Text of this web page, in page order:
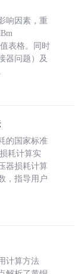
响因素，重
表格。同时
器问题）及
的国家标准
耗计算实
器损耗计算
，指导用户
计算方法